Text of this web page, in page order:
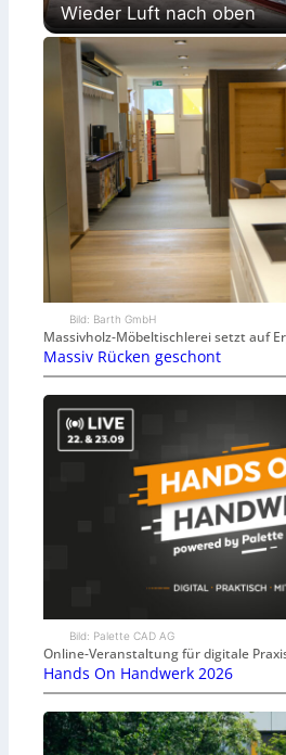
Wieder Luft nach oben
Bild: Barth GmbH
Massivholz-Möbeltischlerei setzt auf
Massiv Rücken geschont
Bild: Palette CAD AG
Online-Veranstaltung für digitale
Hands On Handwerk 2026